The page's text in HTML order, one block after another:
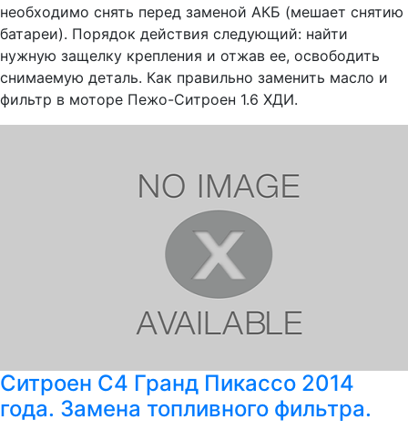
необходимо снять перед заменой АКБ (мешает снятию
батареи). Порядок действия следующий: найти
нужную защелку крепления и отжав ее, освободить
снимаемую деталь. Как правильно заменить масло и
фильтр в моторе Пежо-Ситроен 1.6 ХДИ.
Ситроен С4 Гранд Пикассо 2014
года. Замена топливного фильтра.